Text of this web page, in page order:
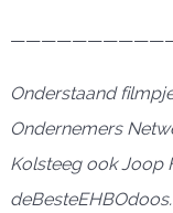
Onderstaand
Ondernemers
Kolsteeg ook Joop